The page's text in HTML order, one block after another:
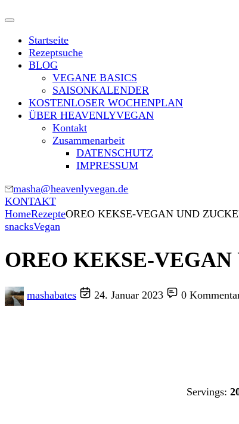
Startseite
Rezeptsuche
BLOG
VEGANE BASICS
SAISONKALENDER
KOSTENLOSER WOCHENPLAN
ÜBER HEAVENLYVEGAN
Kontakt
Zusammenarbeit
DATENSCHUTZ
IMPRESSUM
masha@heavenlyvegan.de
KONTAKT
HomeRezepteOREO KEKSE-VEGAN UND
snacksVegan
OREO KEKSE-
mashabates 24. Januar 2023 0
Servings: